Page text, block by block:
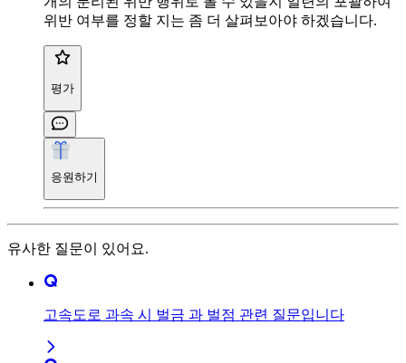
위반 여부를 정할 지는 좀 더 살펴보아야 하겠습니다.
평가
응원하기
유사한 질문이 있어요.
고속도로 과속 시 벌금 과 벌점 관련 질문입니다